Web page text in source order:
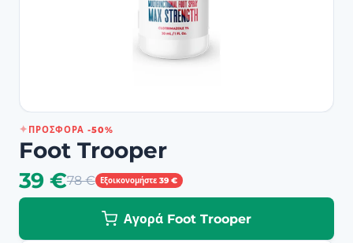
ΠΡΟΣΦΟΡΆ -50%
Foot Trooper
39 €78 € Εξοικονομήστε 39 €
Αγορά Foot Trooper